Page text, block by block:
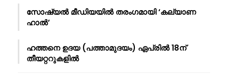
സോഷ്യൽ മീഡിയയിൽ തരംഗമായി ‘കല്യാണ
ഹാൽ’
ഹത്തനെ ഉദയ (പത്താമുദയം) ഏപ്രിൽ 18ന്
തീയറ്ററുകളിൽ